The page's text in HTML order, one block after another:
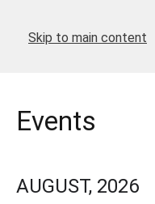
Skip to main content
Events
AUGUST, 2026